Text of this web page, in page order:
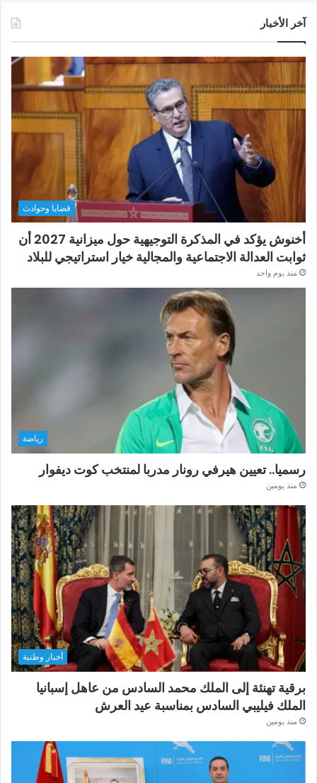
آخر الأخبار
قضايا وحوادث
أخنوش يؤكد في المذكرة التوجيهية حول ميزانية 2027 أن
ثوابت العدالة الاجتماعية والمجالية خيار استراتيجي للبلاد
منذ يوم واحد
رياضة
رسميا.. تعيين هيرفي رونار مدربا لمنتخب كوت ديفوار
منذ يومين
أخبار وطنية
برقية تهنئة إلى الملك محمد السادس من عاهل إسبانيا
الملك فيليبي السادس بمناسبة عيد العرش
منذ يومين